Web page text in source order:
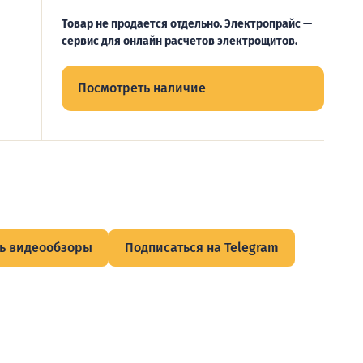
Товар не продается отдельно. Электропрайс —
сервис для онлайн расчетов электрощитов.
Посмотреть наличие
видеообзоры Подписаться на Telegram